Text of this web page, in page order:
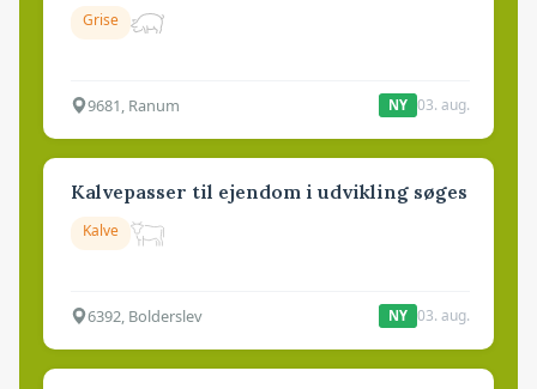
Grise
9681, Ranum NY 03. aug.
Kalvepasser til ejendom i udvikling søges
Kalve
6392, Bolderslev NY 03. aug.